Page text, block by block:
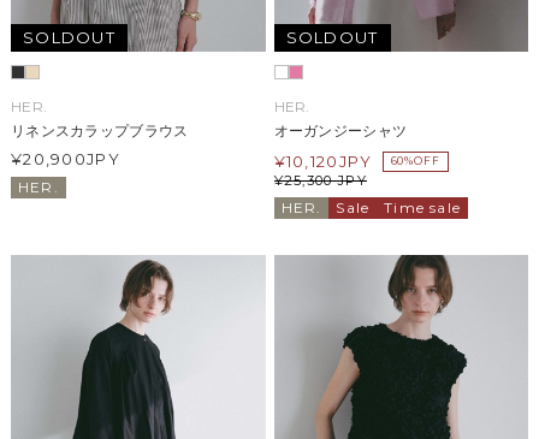
SOLDOUT
HER.
リネンスカラップブラウス
¥20,900JPY
HER.
SOLDOUT
HER.
オーガンジーシャツ
¥25,300 JPY
¥10,120JPY 60%OFF
HER. Sale Time sale